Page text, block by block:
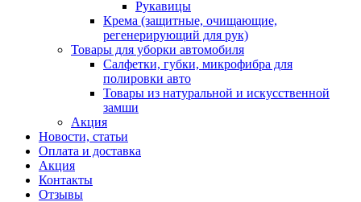
Рукавицы
Крема (защитные, очищающие,
регенерирующий для рук)
Товары для уборки автомобиля
Салфетки, губки, микрофибра для
полировки авто
Товары из натуральной и искусственной
замши
Акция
Новости, статьи
Оплата и доставка
Акция
Контакты
Отзывы